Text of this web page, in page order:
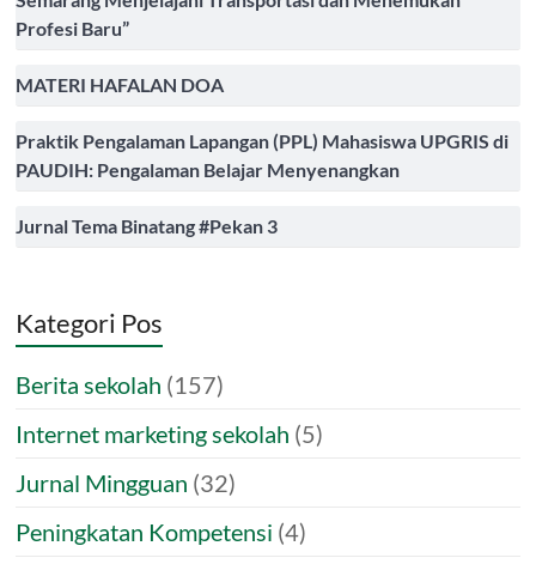
Profesi Baru”
MATERI HAFALAN DOA
Praktik Pengalaman Lapangan (PPL) Mahasiswa UPGRIS di
PAUDIH: Pengalaman Belajar Menyenangkan
Jurnal Tema Binatang #Pekan 3
Kategori Pos
Berita sekolah (157)
Internet marketing sekolah (5)
Jurnal Mingguan (32)
Peningkatan Kompetensi (4)